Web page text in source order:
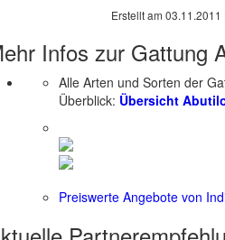
Erstellt am 03.11.2011
Infos zur Gattung
Alle Arten und Sorten der
Überblick: Übersicht
Preiswerte Angebote von